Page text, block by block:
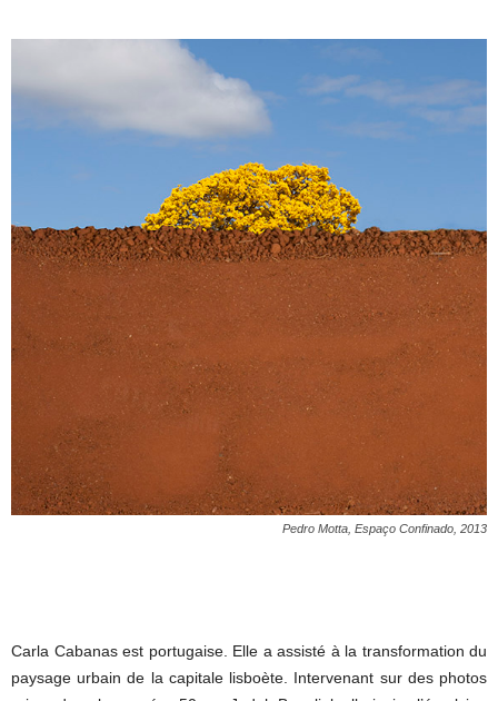
Pedro Motta, Espaço Confinado, 2013
Carla Cabanas est portugaise. Elle a assisté à la transformation du
paysage urbain de la capitale lisboète. Intervenant sur des photos